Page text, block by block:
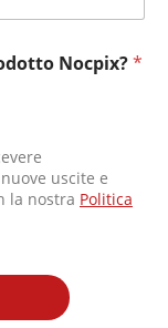
tecnico)
Co., Ltd.
Nocpix?*
uscite e
la nostra Politica